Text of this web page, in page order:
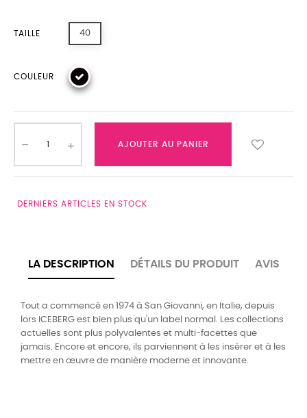
TAILLE 40
COULEUR
AJOUTER AU PANIER
DERNIERS ARTICLES EN STOCK
LA DESCRIPTION DÉTAILS DU PRODUIT AVIS
Tout a commencé en 1974 à San Giovanni, en Italie, depuis
lors ICEBERG est bien plus qu'un label normal. Les collections
actuelles sont plus polyvalentes et multi-facettes que
jamais. Encore et encore, ils parviennent à les insérer et à les
mettre en œuvre de manière moderne et innovante.